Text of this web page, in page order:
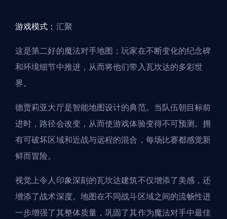
游戏模式： 汇聚
这是第二好的魔法对手地图；玩家在不断变化的纪念碑
和环境细节中推进，从而将他们带入瓦坎达的多彩世
界。
德贾莉亚大厅是智能地图设计的典范。当队伍朝目标前
进时，路径会改变，从而使游戏体验变得不可预测。拥
有可破坏区域和近战与远程的混合，每场比赛都感觉新
鲜而冒险。
视觉上令人印象深刻的瓦坎达建筑不仅增添了美感，还
增添了战术深度。地图在不同战斗区域之间的流畅性进
一步增强了其整体质量，巩固了其作为魔法对手中最佳